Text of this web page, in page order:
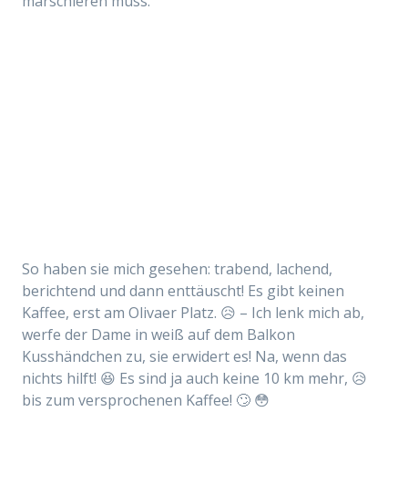
So haben sie mich gesehen: trabend, lachend,
berichtend und dann enttäuscht! Es gibt keinen
Kaffee, erst am Olivaer Platz. 😥 – Ich lenk mich ab,
werfe der Dame in weiß auf dem Balkon
Kusshändchen zu, sie erwidert es! Na, wenn das
nichts hilft! 😆 Es sind ja auch keine 10 km mehr, 😥
bis zum versprochenen Kaffee! 🙄 😳